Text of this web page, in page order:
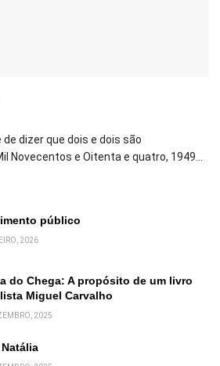
de dizer que dois e dois são
Novecentos e Oitenta e quatro, 1949...
público
2026
do Chega: A propósito de um livro
Miguel Carvalho
2025